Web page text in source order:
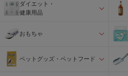
ダイエット・
健康用品
おもちゃ
ペットグッズ・ペットフード